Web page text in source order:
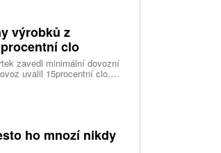
výrobků z
clo
zavedl minimální dovozní
uvalil 15procentní clo.
a je hlavní složkou
producentem je Čína.
ho mnozí nikdy